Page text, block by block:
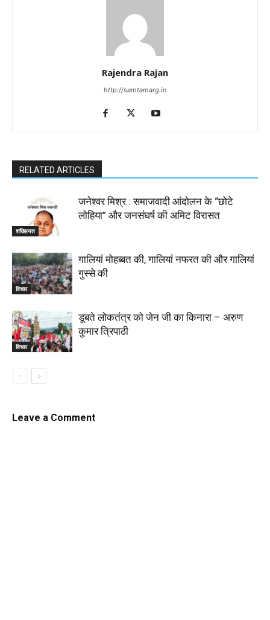
Rajendra Rajan
http://samtamarg.in
RELATED ARTICLES
शख्सियत
जनेश्वर मिश्र : समाजवादी आंदोलन के “छोटे
लोहिया” और जनसंघर्ष की अमिट विरासत
विचार
गालियां मोहब्बत की, गालियां नफरत की और गालियां
गुस्से की
विचार
डूबते लोकतंत्र को जेन जी का किनारा – अरुण
कुमार त्रिपाठी
Leave a Comment